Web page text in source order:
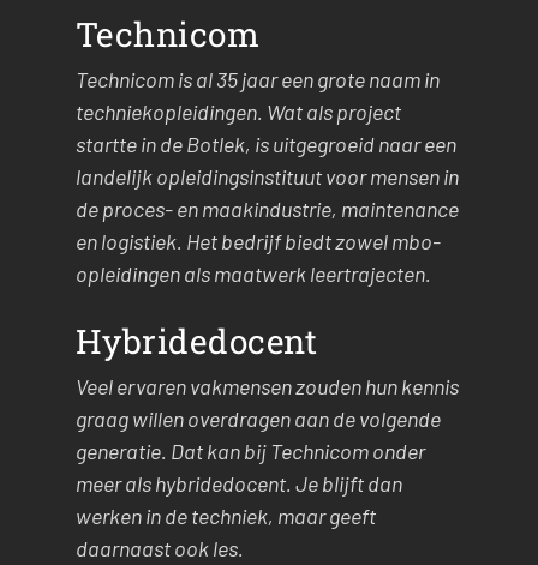
Technicom
Technicom is al 35 jaar een grote naam in
techniekopleidingen. Wat als project
startte in de Botlek, is uitgegroeid naar een
landelijk opleidingsinstituut voor mensen in
de proces- en maakindustrie, maintenance
en logistiek. Het bedrijf biedt zowel mbo-
opleidingen als maatwerk leertrajecten.
Hybridedocent
Veel ervaren vakmensen zouden hun kennis
graag willen overdragen aan de volgende
generatie. Dat kan bij Technicom onder
meer als hybridedocent. Je blijft dan
werken in de techniek, maar geeft
daarnaast ook les.